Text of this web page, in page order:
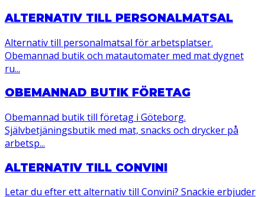
ALTERNATIV TILL PERSONALMATSAL
Alternativ till personalmatsal för arbetsplatser.
Obemannad butik och matautomater med mat dygnet
ru...
OBEMANNAD BUTIK FÖRETAG
Obemannad butik till företag i Göteborg.
Självbetjäningsbutik med mat, snacks och drycker på
arbetsp...
ALTERNATIV TILL CONVINI
Letar du efter ett alternativ till Convini? Snackie erbjuder